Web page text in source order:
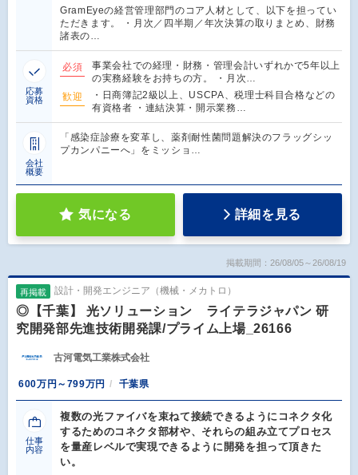
GramEyeの経営管理部門のコア人材として、以下を担ってい
ただきます。 ・月次／四半期／年次決算の取りまとめ、財務
諸表の…
応募
資格
必須
事業会社での経理・財務・管理会計いずれかで5年以上
の実務経験をお持ちの方。 ・月次…
歓迎
・日商簿記2級以上、USCPA、税理士科目合格などの
有資格者 ・連結決算・開示業務…
会社
概要
「感染症診療を変革し、薬剤耐性菌問題解決のフラッグシッ
プカンパニーへ」をミッショ…
気になる 詳細を見る
掲載期間：26/08/05～26/08/19
再掲載 設計・開発エンジニア（機械・メカトロ）
◎【千葉】 光ソリューション ライテラジャパン 研
究開発部先進技術開発課/プライム上場_26166
古河電気工業株式会社
600万円～799万円 千葉県
仕事
内容
複数の光ファイバを束ねて接続できるようにコネクタ化
するためのコネクタ部材や、それらの組み立てプロセス
を量産レベルで実現できるように開発を担って頂きた
い。